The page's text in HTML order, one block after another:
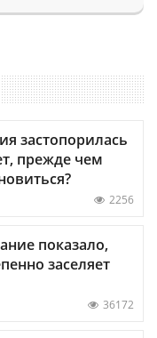
застопорилась
прежде чем
2256
показало,
заселяет
36172